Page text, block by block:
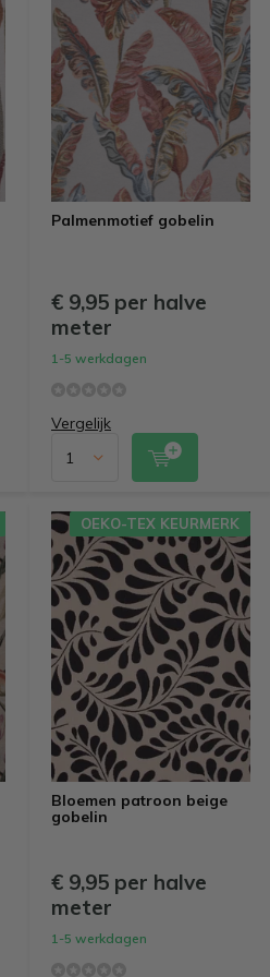
Palmenmotief gobelin
€ 9,95 per halve
meter
1-5 werkdagen
Vergelijk
Bloemen patroon beige
gobelin
OEKO-TEX KEURMERK
€ 9,95 per halve
meter
1-5 werkdagen